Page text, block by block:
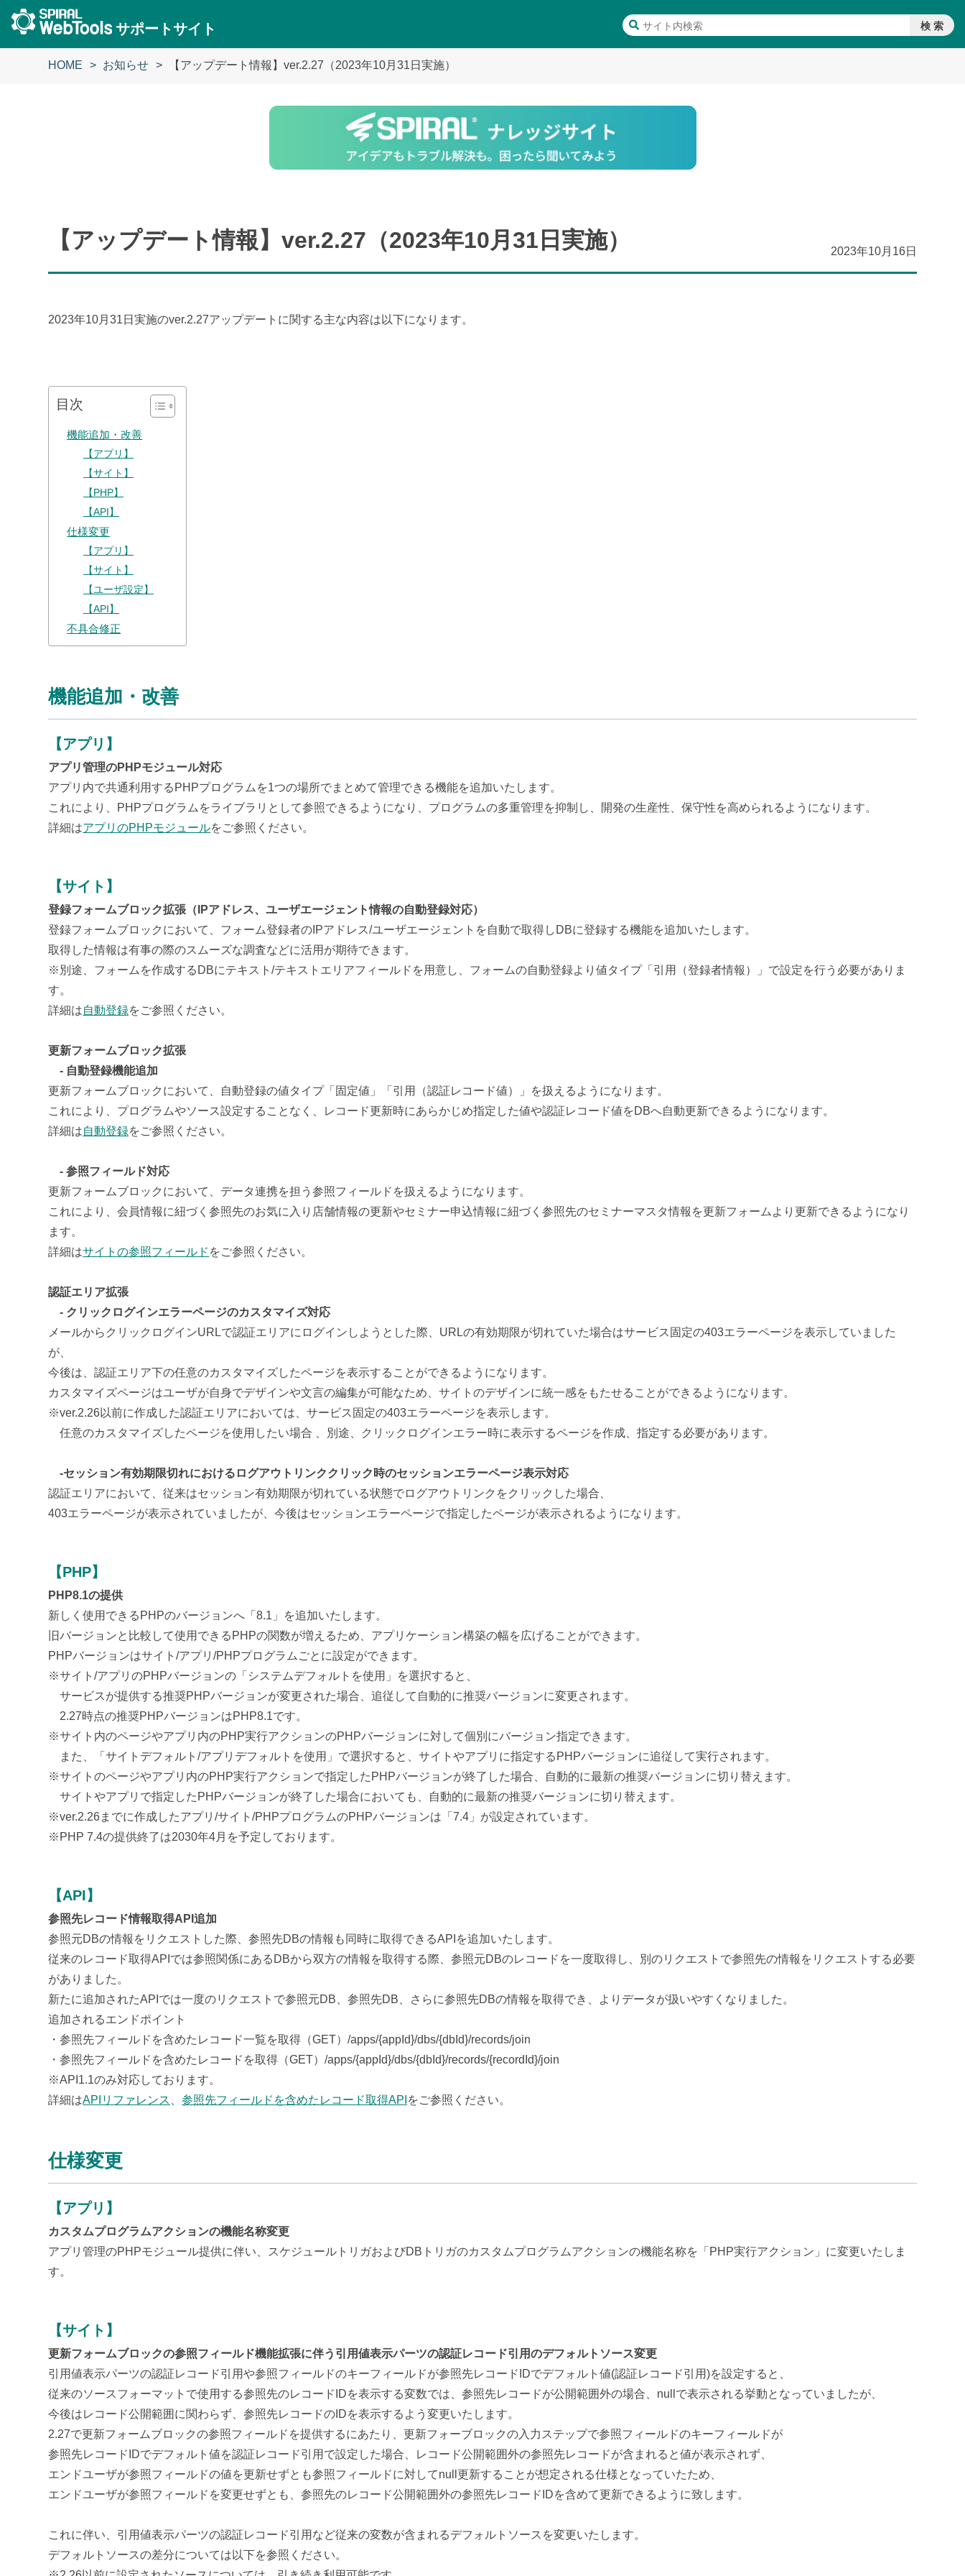
サポートサイト
HOME お知らせ 【アップデート情報】ver.2.27（2023年10月31日実施）
【アップデート情報】ver.2.27（2023年10月31日実施） 2023年10月16日
2023年10月31日実施のver.2.27アップデートに関する主な内容は以下になります。
目次
機能追加・改善
【アプリ】
【サイト】
【PHP】
【API】
仕様変更
【アプリ】
【サイト】
【ユーザ設定】
【API】
不具合修正
機能追加・改善
【アプリ】
アプリ管理のPHPモジュール対応
アプリ内で共通利用するPHPプログラムを1つの場所でまとめて管理できる機能を追加いたします。
これにより、PHPプログラムをライブラリとして参照できるようになり、プログラムの多重管理を抑制し、開発の生産性、保守性を高められるようになります。
詳細はアプリのPHPモジュールをご参照ください。
【サイト】
登録フォームブロック拡張（IPアドレス、ユーザエージェント情報の自動登録対応）
登録フォームブロックにおいて、フォーム登録者のIPアドレス/ユーザエージェントを自動で取得しDBに登録する機能を追加いたします。
取得した情報は有事の際のスムーズな調査などに活用が期待できます。
※別途、フォームを作成するDBにテキスト/テキストエリアフィールドを用意し、フォームの自動登録より値タイプ「引用（登録者情報）」で設定を行う必要がありま
す。
詳細は自動登録をご参照ください。
更新フォームブロック拡張
- 自動登録機能追加
更新フォームブロックにおいて、自動登録の値タイプ「固定値」「引用（認証レコード値）」を扱えるようになります。
これにより、プログラムやソース設定することなく、レコード更新時にあらかじめ指定した値や認証レコード値をDBへ自動更新できるようになります。
詳細は自動登録をご参照ください。
- 参照フィールド対応
更新フォームブロックにおいて、データ連携を担う参照フィールドを扱えるようになります。
これにより、会員情報に紐づく参照先のお気に入り店舗情報の更新やセミナー申込情報に紐づく参照先のセミナーマスタ情報を更新フォームより更新できるようになり
ます。
詳細はサイトの参照フィールド をご参照ください。
認証エリア拡張
- クリックログインエラーページのカスタマイズ対応
メールからクリックログインURLで認証エリアにログインしようとした際、URLの有効期限が切れていた場合はサービス固定の403エラーページを表示していました
が、
今後は、認証エリア下の任意のカスタマイズしたページを表示することができるようになります。
カスタマイズページはユーザが自身でデザインや文言の編集が可能なため、サイトのデザインに統一感をもたせることができるようになります。
※ver.2.26以前に作成した認証エリアにおいては、サービス固定の403エラーページを表示します。
任意のカスタマイズしたページを使用したい場合 、別途、クリックログインエラー時に表示するページを作成、指定する必要があります。
-セッション有効期限切れにおけるログアウトリンククリック時のセッションエラーページ表示対応
認証エリアにおいて、従来はセッション有効期限が切れている状態でログアウトリンクをクリックした場合、
403エラーページが表示されていましたが、今後はセッションエラーページで指定したページが表示されるようになります。
【PHP】
PHP8.1の提供
新しく使用できるPHPのバージョンへ「8.1」を追加いたします。
旧バージョンと比較して使用できるPHPの関数が増えるため、アプリケーション構築の幅を広げることができます。
PHPバージョンはサイト/アプリ/PHPプログラムごとに設定ができます。
※サイト/アプリのPHPバージョンの「システムデフォルトを使用」を選択すると、
サービスが提供する推奨PHPバージョンが変更された場合、追従して自動的に推奨バージョンに変更されます。
2.27時点の推奨PHPバージョンはPHP8.1です。
※サイト内のページやアプリ内のPHP実行アクションのPHPバージョンに対して個別にバージョン指定できます。
また、「サイトデフォルト/アプリデフォルトを使用」で選択すると、サイトやアプリに指定するPHPバージョンに追従して実行されます。
※サイトのページやアプリ内のPHP実行アクションで指定したPHPバージョンが終了した場合、自動的に最新の推奨バージョンに切り替えます。
サイトやアプリで指定したPHPバージョンが終了した場合においても、自動的に最新の推奨バージョンに切り替えます。
※ver.2.26までに作成したアプリ/サイト/PHPプログラムのPHPバージョンは「7.4」が設定されています。
※PHP 7.4の提供終了は2030年4月を予定しております。
【API】
参照先レコード情報取得API追加
参照元DBの情報をリクエストした際、参照先DBの情報も同時に取得できるAPIを追加いたします。
従来のレコード取得APIでは参照関係にあるDBから双方の情報を取得する際、参照元DBのレコードを一度取得し、別のリクエストで参照先の情報をリクエストする必要
がありました。
新たに追加されたAPIでは一度のリクエストで参照元DB、参照先DB、さらに参照先DBの情報を取得でき、よりデータが扱いやすくなりました。
追加されるエンドポイント
・参照先フィールドを含めたレコード一覧を取得（GET）/apps/{appId}/dbs/{dbId}/records/join
・参照先フィールドを含めたレコードを取得（GET）/apps/{appId}/dbs/{dbId}/records/{recordId}/join
※API1.1のみ対応しております。
詳細はAPIリファレンス 、参照先フィールドを含めたレコード取得API をご参照ください。
仕様変更
【アプリ】
カスタムプログラムアクションの機能名称変更
アプリ管理のPHPモジュール提供に伴い、スケジュールトリガおよびDBトリガのカスタムプログラムアクションの機能名称を「PHP実行アクション」に変更いたしま
す。
【サイト】
更新フォームブロックの参照フィールド機能拡張に伴う引用値表示パーツの認証レコード引用のデフォルトソース変更
引用値表示パーツの認証レコード引用や参照フィールドのキーフィールドが参照先レコードIDでデフォルト値(認証レコード引用)を設定すると、
従来のソースフォーマットで使用する参照先のレコードIDを表示する変数では、参照先レコードが公開範囲外の場合、nullで表示される挙動となっていましたが、
今後はレコード公開範囲に関わらず、参照先レコードのIDを表示するよう変更いたします。
2.27で更新フォームブロックの参照フィールドを提供するにあたり、更新フォーブロックの入力ステップで参照フィールドのキーフィールドが
参照先レコードIDでデフォルト値を認証レコード引用で設定した場合、レコード公開範囲外の参照先レコードが含まれると値が表示されず、
エンドユーザが参照フィールドの値を更新せずとも参照フィールドに対してnull更新することが想定される仕様となっていたため、
エンドユーザが参照フィールドを変更せずとも、参照先のレコード公開範囲外の参照先レコードIDを含めて更新できるように致します。
これに伴い、引用値表示パーツの認証レコード引用など従来の変数が含まれるデフォルトソースを変更いたします。
デフォルトソースの差分については以下を参照ください。